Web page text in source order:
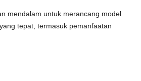
mendalam untuk merancang model
tepat, termasuk pemanfaatan